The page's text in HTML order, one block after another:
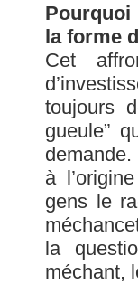
la forme
Cet
toujours
gueule”
à
gens le
la
méchant,